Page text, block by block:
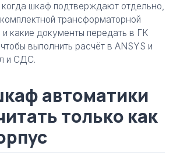
шкаф подтверждают отдельно,
трансформаторной
какие документы передать в ГК
выполнить расчёт в ANSYS и
и СДС.
автоматики
только как